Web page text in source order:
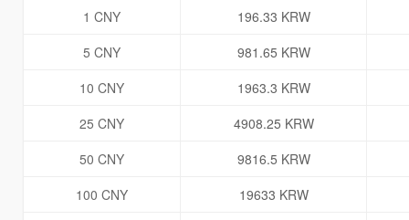
1 CNY
196.33 KRW
5 CNY
981.65 KRW
10 CNY
1963.3 KRW
25 CNY
4908.25 KRW
50 CNY
9816.5 KRW
100 CNY
19633 KRW